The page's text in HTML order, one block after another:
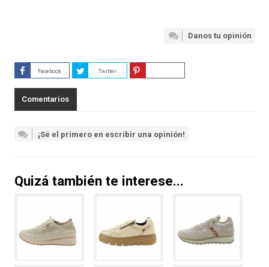
Danos tu opinión
Facebook Twitter
Comentarios
¡Sé el primero en escribir una opinión!
Quizá también te interese...